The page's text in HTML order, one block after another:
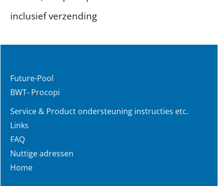
inclusief verzending
Future-Pool
BWT- Procopi
Service & Product ondersteuning instructies etc.
Links
FAQ
Nuttige adressen
Home